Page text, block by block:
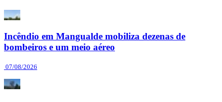
Incêndio em Mangualde mobiliza dezenas de
bombeiros e um meio aéreo
07/08/2026